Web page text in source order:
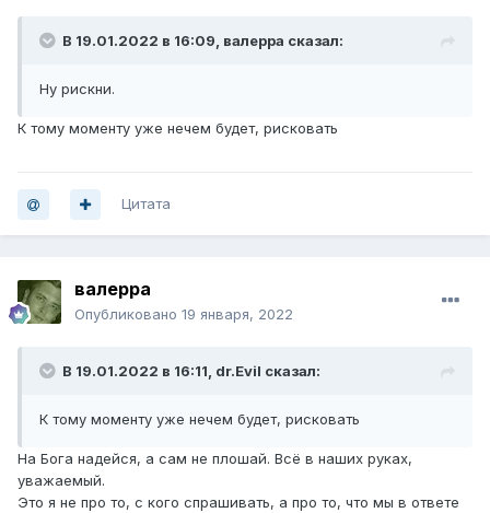
В 19.01.2022 в 16:09, валерра сказал:
Ну рискни.
К тому моменту уже нечем будет, рисковать
Цитата
валерра
Опубликовано 19 января, 2022
В 19.01.2022 в 16:11, dr.Evil сказал:
К тому моменту уже нечем будет, рисковать
На Бога надейся, а сам не плошай. Всё в наших руках,
уважаемый.
Это я не про то, с кого спрашивать, а про то, что мы в ответе